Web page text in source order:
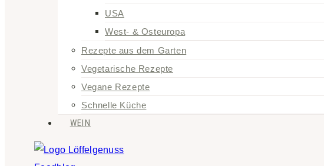
USA
West- & Osteuropa
Rezepte aus dem Garten
Vegetarische Rezepte
Vegane Rezepte
Schnelle Küche
WEIN